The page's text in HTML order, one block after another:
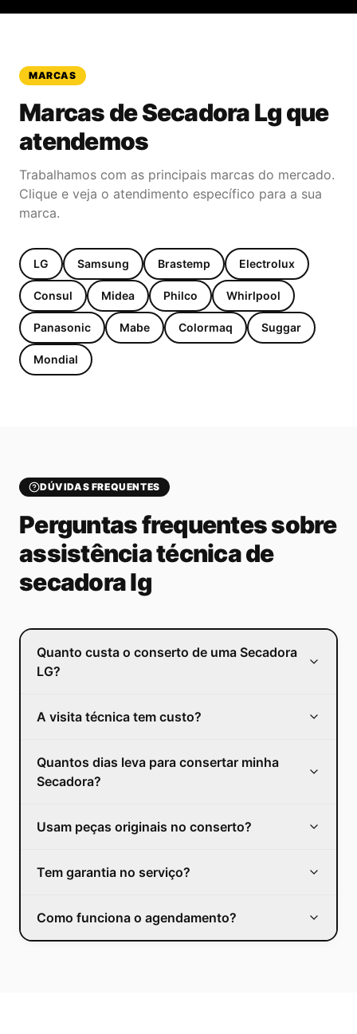
MARCAS
Marcas deSecadora Lgque
atendemos
Trabalhamos com as principais marcas do mercado.
Clique e veja o atendimento específico para a sua
marca.
LG Samsung Brastemp Electrolux
Consul Midea Philco Whirlpool
Panasonic Mabe Colormaq Suggar
Mondial
DÚVIDAS FREQUENTES
Perguntas frequentes sobre
assistência técnica de
secadora lg
Quanto custa o conserto de uma Secadora
LG?
A visita técnica tem custo?
Quantos dias leva para consertar minha
Secadora?
Usam peças originais no conserto?
Tem garantia no serviço?
Como funciona o agendamento?